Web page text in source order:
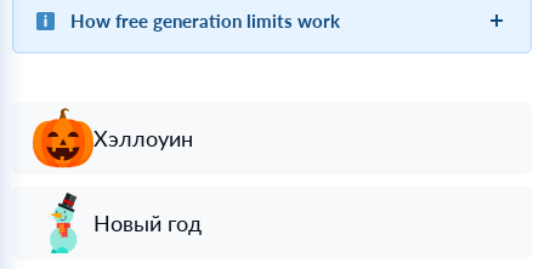
How free generation limits work
Хэллоуин
Новый год